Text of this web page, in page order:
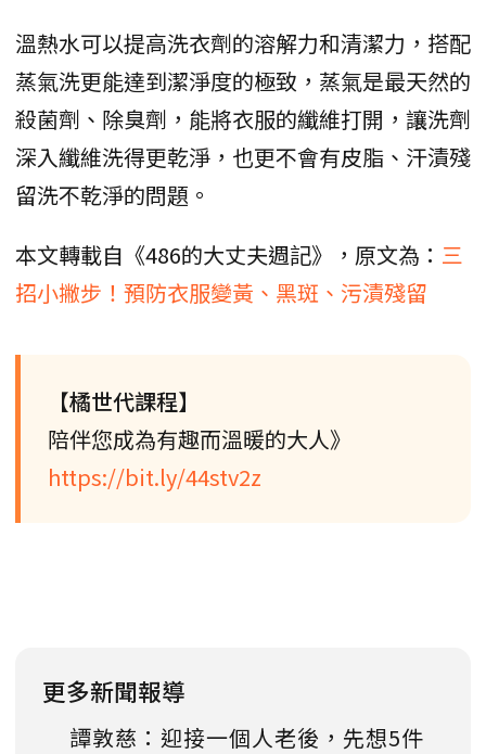
溫熱水可以提高洗衣劑的溶解力和清潔力，搭配
蒸氣洗更能達到潔淨度的極致，蒸氣是最天然的
殺菌劑、除臭劑，能將衣服的纖維打開，讓洗劑
深入纖維洗得更乾淨，也更不會有皮脂、汗漬殘
留洗不乾淨的問題。
本文轉載自《486的大丈夫週記》，原文為： 三
招小撇步！預防衣服變黃、黑斑、污漬殘留
【橘世代課程】
陪伴您成為有趣而溫暖的大人》
https://bit.ly/44stv2z
更多新聞報導
譚敦慈：迎接一個人老後，先想5件